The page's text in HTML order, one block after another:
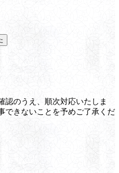
認のうえ、順次対応いたしま
できないことを予めご了承くだ